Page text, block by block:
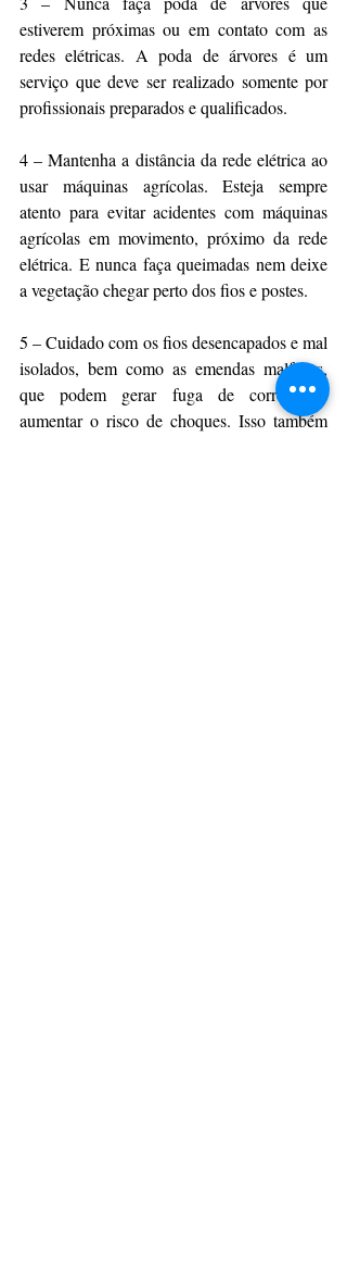
estiverem próximas ou em contato com as
redes elétricas. A poda de árvores é um
serviço que deve ser realizado somente por
profissionais preparados e qualificados.
4 – Mantenha a distância da rede elétrica ao
usar máquinas agrícolas. Esteja sempre
atento para evitar acidentes com máquinas
agrícolas em movimento, próximo da rede
elétrica. E nunca faça queimadas nem deixe
a vegetação chegar perto dos fios e postes.
5 – Cuidado com os fios desencapados e mal
isolados, bem como as emendas malfeitas,
que podem gerar fuga de corrente e
aumentar o risco de choques. Isso também